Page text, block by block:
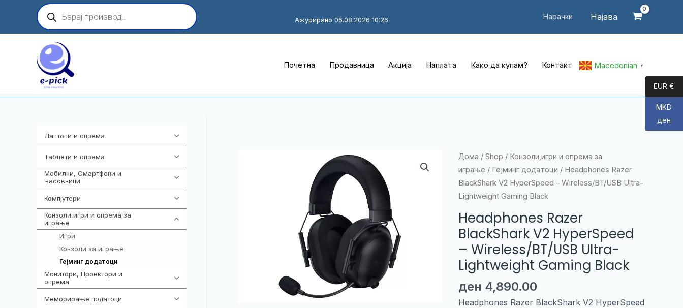
content
Products
search
Нарачки Најава
Ажурирано 06.08.2026 10:26
Почетна Продавница Акција Наплата Како да купам? Контакт Macedonian ▼
Лаптопи и опрема
Таблети и опрема
Мобилни, Смартфони и
Часовници
Компјутери
Конзоли,игри и опрема за
играње
Игри
Конзоли за играње
Гејминг додатоци
Монитори, Проектори и
опрема
Меморирање податоци
Дома / Shop / Конзоли,игри и опрема за
играње / Гејминг додатоци / Headphones Razer
BlackShark V2 HyperSpeed – Wireless/BT/USB Ultra-
Lightweight Gaming Black
Headphones Razer
BlackShark V2 HyperSpeed
– Wireless/BT/USB Ultra-
Lightweight Gaming Black
ден 4,890.00
Headphones Razer BlackShark V2 HyperSpeed
EUR €
MKD
ден